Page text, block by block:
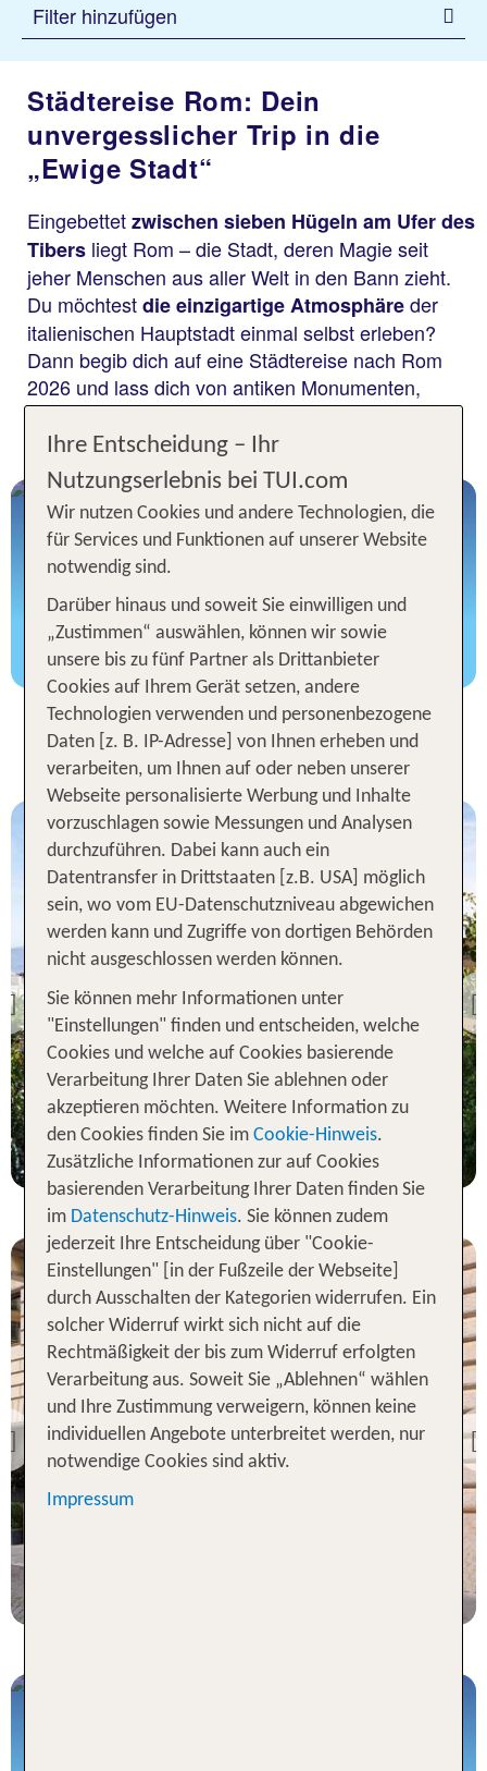
Filter hinzufügen
Städtereise Rom: Dein
unvergesslicher Trip in die
„Ewige Stadt“
Eingebettetzwischen sieben Hügeln am Ufer des
Tibers liegt Rom – die Stadt, deren Magie seit
jeher Menschen aus aller Welt in den Bann zieht.
Du möchtestdie einzigartige Atmosphäreder
italienischen Hauptstadt einmal selbst erleben?
Dann begib dich auf eine Städtereise nach Rom
2026 und lass dich von antiken Monumenten,
kulinarischen Genüssenund dem typisch
römischen Flairbegeistern!
TUI Tours Rom
Eintrittskarten, Transfer uvm.
Jetzt Extras für Rom buchen
Unsere TOP Angebote für 3
Nächte in Rom inkl. Flug
Previous
Rom
Rooftop Garden
99 % Weiterempfehlung
3 Nächte, ÜF, DZ
323 €
p.P. ab 303 €
Previous
Rom
Dei Mellini
91 % Weiterempfehlung
Ihre Entscheidung – Ihr
Nutzungserlebnis bei TUI.com
Wir nutzen Cookies und andere Technologien, die
für Services und Funktionen auf unserer Website
notwendig sind.
Darüber hinaus und soweit Sie einwilligen und
„Zustimmen“ auswählen, können wir sowie
unsere bis zu fünf Partner als Drittanbieter
Cookies auf Ihrem Gerät setzen, andere
Technologien verwenden und personenbezogene
Daten [z. B. IP-Adresse] von Ihnen erheben und
verarbeiten, um Ihnen auf oder neben unserer
Webseite personalisierte Werbung und Inhalte
vorzuschlagen sowie Messungen und Analysen
durchzuführen. Dabei kann auch ein
Datentransfer in Drittstaaten [z.B. USA] möglich
sein, wo vom EU-Datenschutzniveau abgewichen
werden kann und Zugriffe von dortigen Behörden
nicht ausgeschlossen werden können.
Sie können mehr Informationen unter
"Einstellungen" finden und entscheiden, welche
Cookies und welche auf Cookies basierende
Verarbeitung Ihrer Daten Sie ablehnen oder
akzeptieren möchten. Weitere Information zu
den Cookies finden Sie im Cookie-Hinweis.
Zusätzliche Informationen zur auf Cookies
basierenden Verarbeitung Ihrer Daten finden Sie
im Datenschutz-Hinweis. Sie können zudem
jederzeit Ihre Entscheidung über "Cookie-
Einstellungen" [in der Fußzeile der Webseite]
durch Ausschalten der Kategorien widerrufen. Ein
solcher Widerruf wirkt sich nicht auf die
Rechtmäßigkeit der bis zum Widerruf erfolgten
Verarbeitung aus. Soweit Sie „Ablehnen“ wählen
und Ihre Zustimmung verweigern, können keine
individuellen Angebote unterbreitet werden, nur
notwendige Cookies sind aktiv.
Impressum